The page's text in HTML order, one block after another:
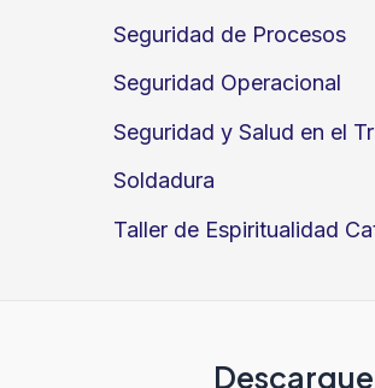
Seguridad de Procesos
Seguridad Operacional
Seguridad y Salud en el
Soldadura
Taller de Espiritualidad